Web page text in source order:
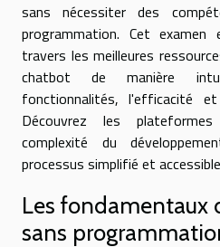
sans nécessiter des
programmation. Cet
travers les meilleures
chatbot de manière
fonctionnalités, l'efficacité
Découvrez les
complexité du
processus simplifié et
Les fondamentaux
sans